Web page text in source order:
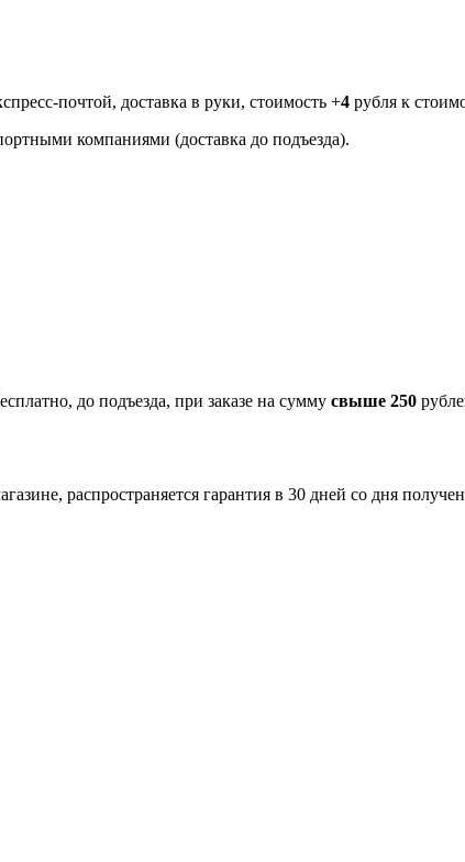
почтой, доставка в руки, стоимость +4 рубля к
компаниями (доставка до подъезда).
до подъезда, при заказе на сумму свыше 250
распространяется гарантия в 30 дней со дня